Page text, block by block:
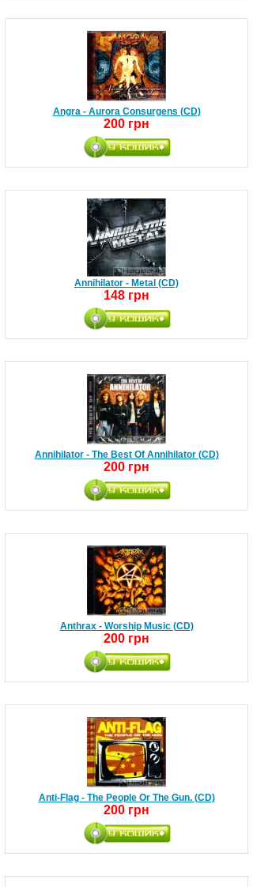
Angra - Aurora Consurgens (CD)
200 грн
Annihilator - Metal (CD)
148 грн
Annihilator - The Best Of Annihilator (CD)
200 грн
Anthrax - Worship Music (CD)
200 грн
Anti-Flag - The People Or The Gun. (CD)
200 грн